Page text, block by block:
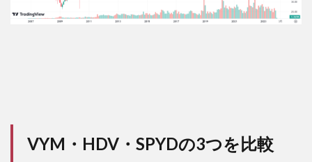
VYM・HDV・SPYDの3つを比較